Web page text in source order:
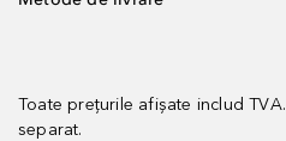
Toate prețurile afișate includ TVA.
separat.